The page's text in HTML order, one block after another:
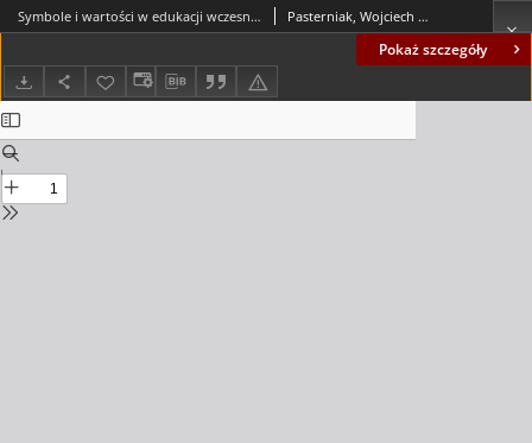
Pokaż szczegóły
Symbole i wartości w edukacji wczesnoszkolnej Pasterniak, Wojciech (1935-2018); Mróz, Tadeusz